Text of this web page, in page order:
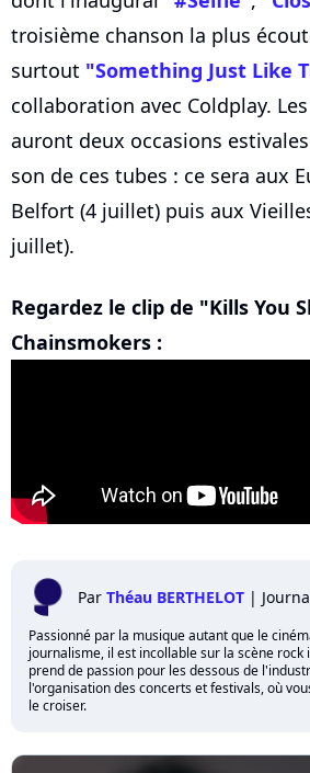
troisième chanson la plus
surtout "Something Just Like
collaboration avec Coldplay.
auront deux occasions
son de ces tubes : ce sera aux
Belfort (4 juillet) puis aux
juillet).
Regardez le clip de "Kills You
Chainsmokers :
Par Théau BERTHELOT |
Passionné par la musique autant que le
journalisme, il est incollable sur la scène rock
prend de passion pour les dessous de
l'organisation des concerts et festivals, où
le croiser.